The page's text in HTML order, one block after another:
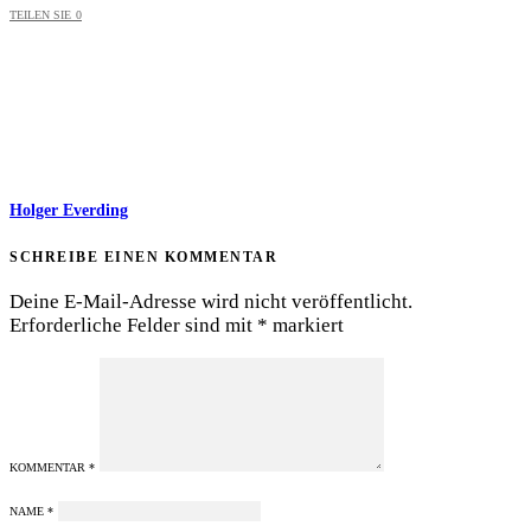
TEILEN SIE 0
Holger Everding
SCHREIBE EINEN KOMMENTAR
Deine E-Mail-Adresse wird nicht veröffentlicht.
Erforderliche Felder sind mit * markiert
KOMMENTAR *
NAME *